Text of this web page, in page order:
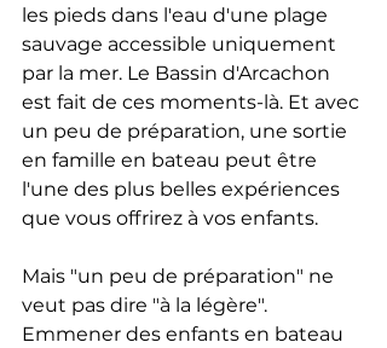
les pieds dans l'eau d'une plage
sauvage accessible uniquement
par la mer. Le Bassin d'Arcachon
est fait de ces moments-là. Et avec
un peu de préparation, une sortie
en famille en bateau peut être
l'une des plus belles expériences
que vous offrirez à vos enfants.
Mais "un peu de préparation" ne
veut pas dire "à la légère".
Emmener des enfants en bateau